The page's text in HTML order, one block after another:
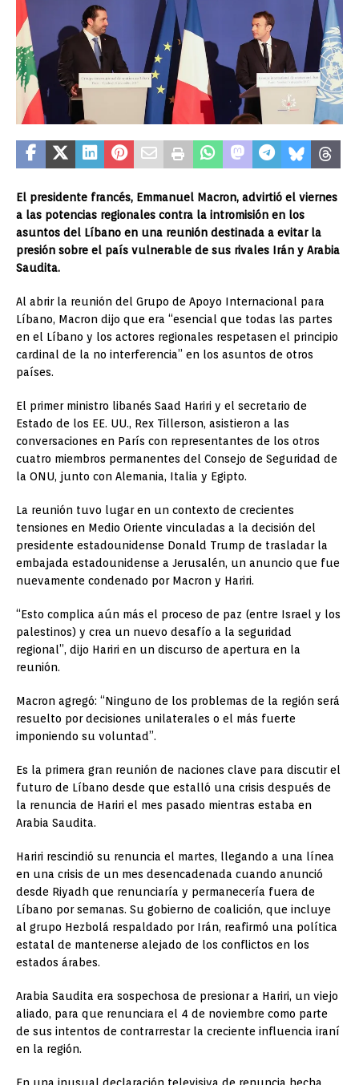
El presidente francés, Emmanuel Macron, advirtió el viernes
a las potencias regionales contra la intromisión en los
asuntos del Líbano en una reunión destinada a evitar la
presión sobre el país vulnerable de sus rivales Irán y Arabia
Saudita.
Al abrir la reunión del Grupo de Apoyo Internacional para
Líbano, Macron dijo que era “esencial que todas las partes
en el Líbano y los actores regionales respetasen el principio
cardinal de la no interferencia” en los asuntos de otros
países.
El primer ministro libanés Saad Hariri y el secretario de
Estado de los EE. UU., Rex Tillerson, asistieron a las
conversaciones en París con representantes de los otros
cuatro miembros permanentes del Consejo de Seguridad de
la ONU, junto con Alemania, Italia y Egipto.
La reunión tuvo lugar en un contexto de crecientes
tensiones en Medio Oriente vinculadas a la decisión del
presidente estadounidense Donald Trump de trasladar la
embajada estadounidense a Jerusalén, un anuncio que fue
nuevamente condenado por Macron y Hariri.
“Esto complica aún más el proceso de paz (entre Israel y los
palestinos) y crea un nuevo desafío a la seguridad
regional”, dijo Hariri en un discurso de apertura en la
reunión.
Macron agregó: “Ninguno de los problemas de la región será
resuelto por decisiones unilaterales o el más fuerte
imponiendo su voluntad”.
Es la primera gran reunión de naciones clave para discutir el
futuro de Líbano desde que estalló una crisis después de
la renuncia de Hariri el mes pasado mientras estaba en
Arabia Saudita.
Hariri rescindió su renuncia el martes, llegando a una línea
en una crisis de un mes desencadenada cuando anunció
desde Riyadh que renunciaría y permanecería fuera de
Líbano por semanas. Su gobierno de coalición, que incluye
al grupo Hezbolá respaldado por Irán, reafirmó una política
estatal de mantenerse alejado de los conflictos en los
estados árabes.
Arabia Saudita era sospechosa de presionar a Hariri, un viejo
aliado, para que renunciara el 4 de noviembre como parte
de sus intentos de contrarrestar la creciente influencia iraní
en la región.